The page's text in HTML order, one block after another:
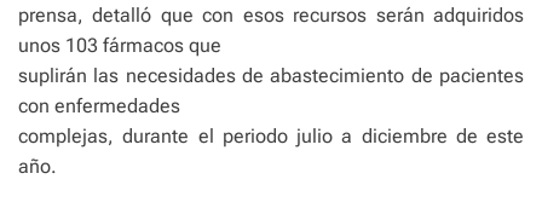
prensa, detalló que con esos recursos serán adquiridos
unos 103 fármacos que
suplirán las necesidades de abastecimiento de pacientes
con enfermedades
complejas, durante el periodo julio a diciembre de este
año.